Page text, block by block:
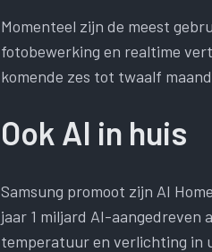
Momenteel zijn de meest
fotobewerking en realtime
komende zes tot twaalf
Ook AI in huis
Samsung promoot zijn AI
jaar 1 miljard AI-aangedreven
temperatuur en verlichting in